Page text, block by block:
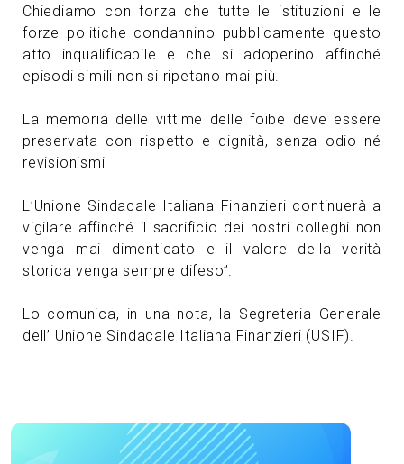
Chiediamo con forza che tutte le istituzioni e le
forze politiche condannino pubblicamente questo
atto inqualificabile e che si adoperino affinché
episodi simili non si ripetano mai più.
La memoria delle vittime delle foibe deve essere
preservata con rispetto e dignità, senza odio né
revisionismi
L’Unione Sindacale Italiana Finanzieri continuerà a
vigilare affinché il sacrificio dei nostri colleghi non
venga mai dimenticato e il valore della verità
storica venga sempre difeso”.
Lo comunica, in una nota, la Segreteria Generale
dell’ Unione Sindacale Italiana Finanzieri (USIF).